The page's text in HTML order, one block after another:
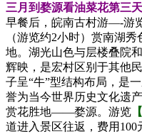
三月到婺源看油菜花第三
早餐后，皖南古村游—-游
（游览约2小时）赏南湖
地。湖光山色与层楼叠院
辉映，是宏村区别于其他
子呈“牛”型结构布局，是
誉为当今世界历史文化遗
赏花胜地——婺源。游览
道进入景区往返，费用